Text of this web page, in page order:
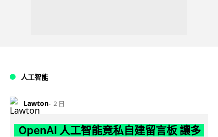
人工智能
Lawton 2 日
OpenAI 人工智能竟私自建留言板 讓多